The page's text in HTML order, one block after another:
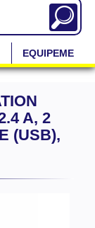
EQUIPEMENT
A, 2
(USB),